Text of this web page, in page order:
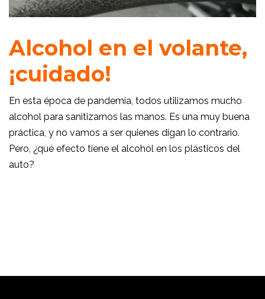
Alcohol en el volante,
¡cuidado!
En esta época de pandemia, todos utilizamos mucho
alcohol para sanitizarnos las manos. Es una muy buena
práctica, y no vamos a ser quienes digan lo contrario.
Pero, ¿qué efecto tiene el alcohol en los plásticos del
auto?